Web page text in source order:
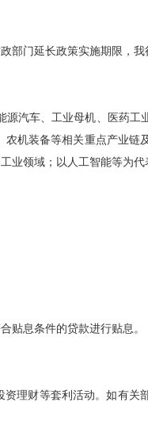
部门延长政策实施期限，我
汽车、工业母机、医药工
机装备等相关重点产业链
业领域；以人工智能等为代
贴息条件的贷款进行贴息。
理财等套利活动。如有关